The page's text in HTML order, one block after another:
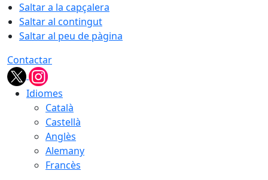
Saltar a la capçalera
Saltar al contingut
Saltar al peu de pàgina
Contactar
Idiomes
Català
Castellà
Anglès
Alemany
Francès